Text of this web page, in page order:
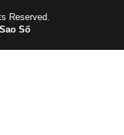
Reserved.
Số